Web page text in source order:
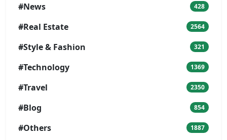
#News 428
#Real Estate 2564
#Style & Fashion 321
#Technology 1369
#Travel 2350
#Blog 854
#Others 1887